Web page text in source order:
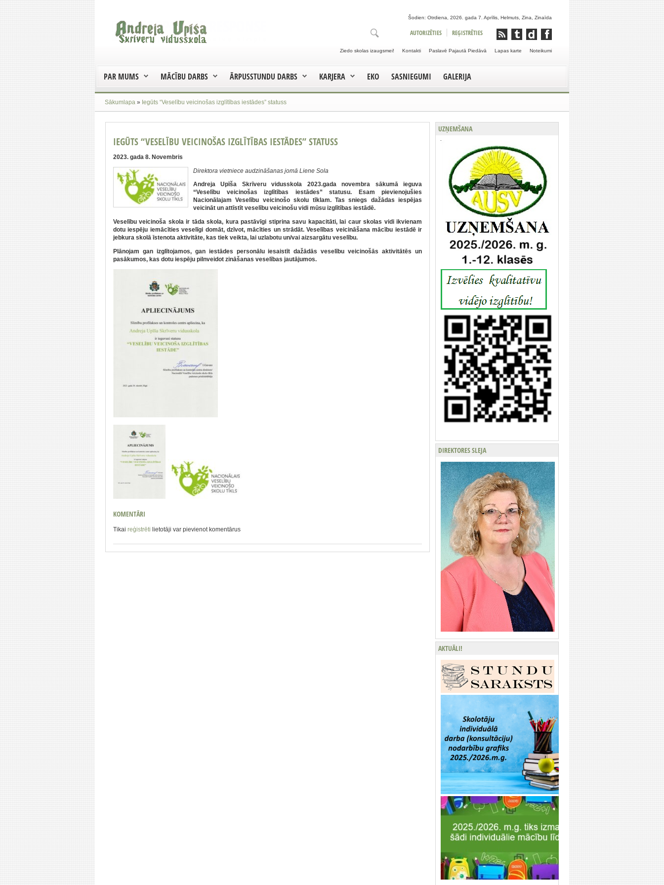
Šodien: Otrdiena, 2026. gada 7. Aprīlis, Helmuts, Zina, Zinaīda
REĢISTRĒTIES
AUTORIZĒTIES
Noteikumi
Lapas karte
Paslavē Pajautā Piedāvā
Kontakti
Ziedo skolas izaugsmei!
PAR MUMS MĀCĪBU DARBS ĀRPUSSTUNDU DARBS KARJERA EKO SASNIEGUMI GALERIJA
Sākumlapa » Iegūts “Veselību veicinošas izglītības iestādes” statuss
IEGŪTS “VESELĪBU VEICINOŠAS IZGLĪTĪBAS IESTĀDES” STATUSS
2023. gada 8. Novembris
Direktora vietniece audzināšanas jomā Liene Sola
Andreja Upīša Skrīveru vidusskola 2023.gada novembra sākumā ieguva
“Veselību veicinošas izglītības iestādes” statusu. Esam pievienojušies
Nacionālajam Veselību veicinošo skolu tīklam. Tas sniegs dažādas iespējas
veicināt un attīstīt veselību veicinošu vidi mūsu izglītības iestādē.
Veselību veicinoša skola ir tāda skola, kura pastāvīgi stiprina savu kapacitāti, lai caur skolas vidi ikvienam
dotu iespēju iemācīties veselīgi domāt, dzīvot, mācīties un strādāt. Veselības veicināšana mācību iestādē ir
jebkura skolā īstenota aktivitāte, kas tiek veikta, lai uzlabotu un/vai aizsargātu veselību.
Plānojam gan izglītojamos, gan iestādes personālu iesaistīt dažādās veselību veicinošās aktivitātēs un
pasākumos, kas dotu iespēju pilnveidot zināšanas veselības jautājumos.
KOMENTĀRI
Tikai reģistrēti lietotāji var pievienot komentārus
UZŅEMŠANA
DIREKTORES SLEJA
AKTUĀLI!